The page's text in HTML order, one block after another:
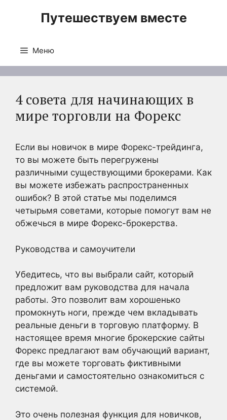
Путешествуем вместе
Меню
4 совета для начинающих в
мире торговли на Форекс
Если вы новичок в мире Форекс-трейдинга,
то вы можете быть перегружены
различными существующими брокерами. Как
вы можете избежать распространенных
ошибок? В этой статье мы поделимся
четырьмя советами, которые помогут вам не
обжечься в мире Форекс-брокерства.
Руководства и самоучители
Убедитесь, что вы выбрали сайт, который
предложит вам руководства для начала
работы. Это позволит вам хорошенько
промокнуть ноги, прежде чем вкладывать
реальные деньги в торговую платформу. В
настоящее время многие брокерские сайты
Форекс предлагают вам обучающий вариант,
где вы можете торговать фиктивными
деньгами и самостоятельно ознакомиться с
системой.
Это очень полезная функция для новичков,